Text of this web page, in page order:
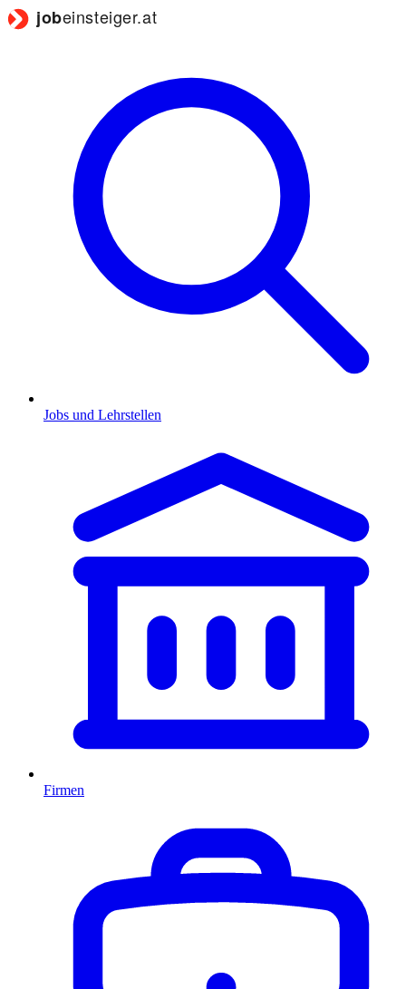
Jobs und Lehrstellen
Firmen